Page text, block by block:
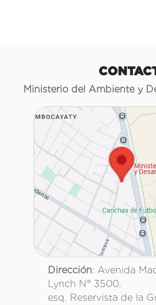
Ministerio del Ambiente y
Dirección: Avenida
Lynch N° 3500.
esq. Reservista de la